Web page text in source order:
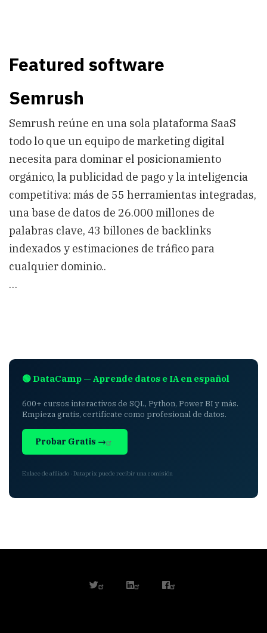
Featured software
Semrush
Semrush reúne en una sola plataforma SaaS
todo lo que un equipo de marketing digital
necesita para dominar el posicionamiento
orgánico, la publicidad de pago y la inteligencia
competitiva: más de 55 herramientas integradas,
una base de datos de 26.000 millones de
palabras clave, 43 billones de backlinks
indexados y estimaciones de tráfico para
cualquier dominio..
…
🟢 DataCamp — Aprende datos e IA en español
600+ cursos interactivos de SQL, Python, Power BI y más.
Empieza gratis, certifícate como profesional de datos.
Probar Gratis →
Enlace de afiliado · Dataprix puede recibir una comisión
twitterlinkedinfacebook